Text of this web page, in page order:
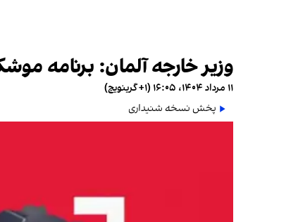
وزیر خارجه آلمان: برنامه
۱۱ مرداد ۱۴۰۴، ۱۶:۰۵ (‎+۱ گرینویچ)
پخش نسخه شنیداری